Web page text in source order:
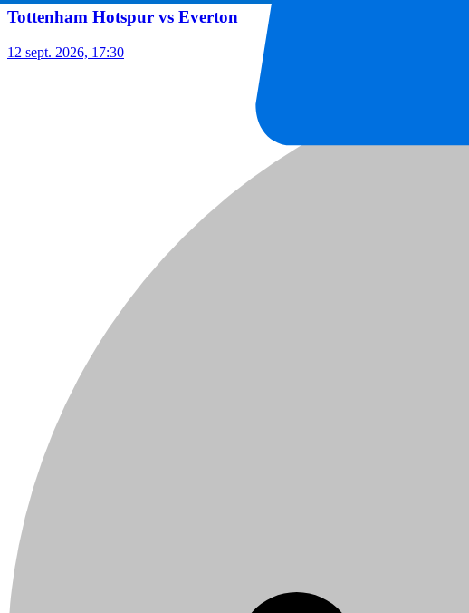
Tottenham Hotspur vs Everton
12 sept. 2026, 17:30